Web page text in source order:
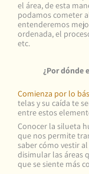
el área, de esta
podamos cometer
entenderemos
ordenada, el
etc.
¿Por dónde
Comienza por lo
telas y su caída te
entre estos
Conocer la silueta
que nos permite
saber cómo vestir
disimular las áreas
que se siente más